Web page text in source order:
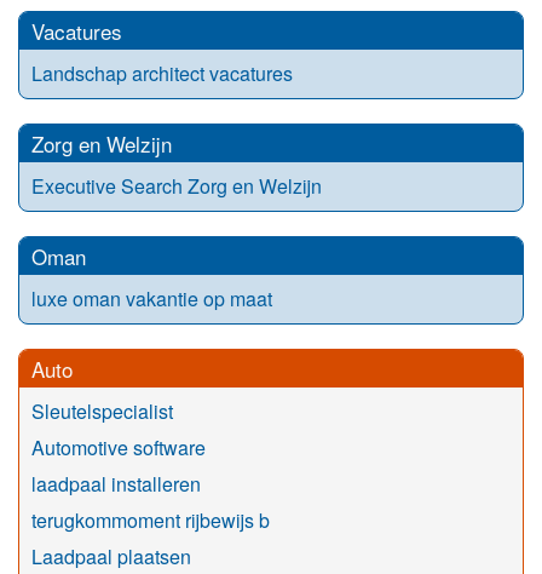
Vacatures
Landschap architect vacatures
Zorg en Welzijn
Executive Search Zorg en Welzijn
Oman
luxe oman vakantie op maat
Auto
Sleutelspecialist
Automotive software
laadpaal installeren
terugkommoment rijbewijs b
Laadpaal plaatsen